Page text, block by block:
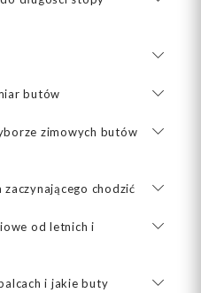
butów
zimowych butów
chodzić
od letnich i
i jakie buty